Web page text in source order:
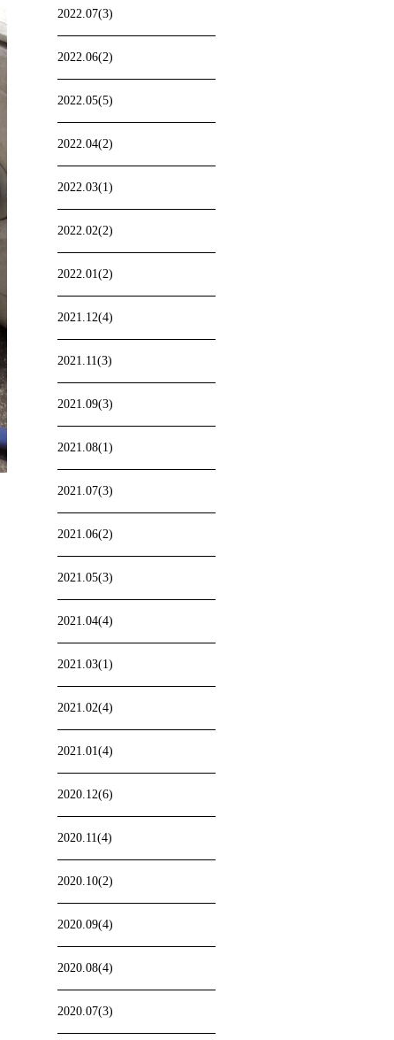
2022.07(3)
2022.06(2)
2022.05(5)
2022.04(2)
2022.03(1)
2022.02(2)
2022.01(2)
2021.12(4)
2021.11(3)
2021.09(3)
2021.08(1)
2021.07(3)
2021.06(2)
2021.05(3)
2021.04(4)
2021.03(1)
2021.02(4)
2021.01(4)
2020.12(6)
2020.11(4)
2020.10(2)
2020.09(4)
2020.08(4)
2020.07(3)